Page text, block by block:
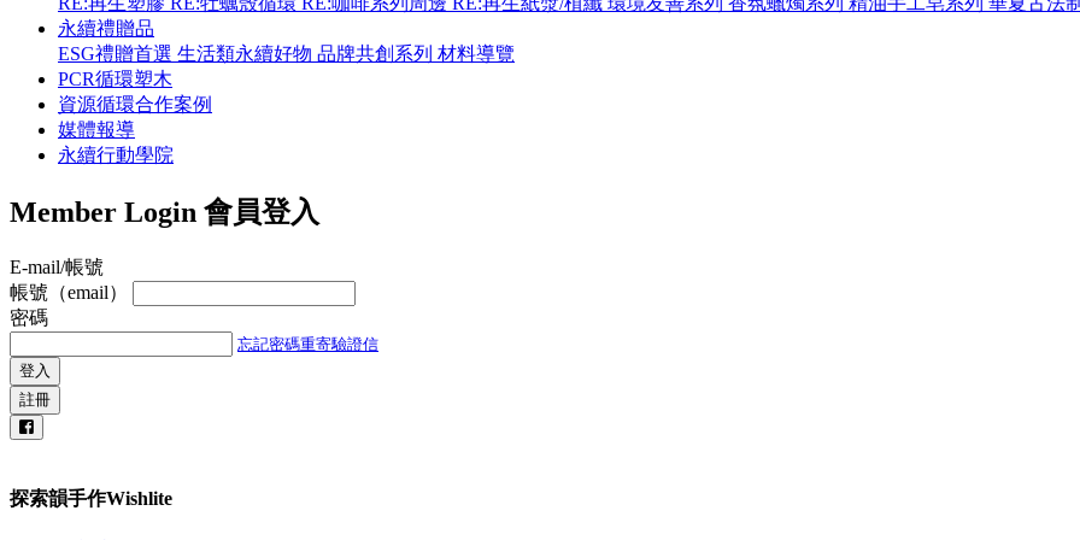
永續禮贈品
ESG禮贈首選 生活類永續好物 品牌共創系列 材料導覽
PCR循環塑木
資源循環合作案例
媒體報導
永續行動學院
Member Login 會員登入
E-mail/帳號
帳號（email）
密碼
忘記密碼重寄驗證信
登入
註冊
探索韻手作Wishlite